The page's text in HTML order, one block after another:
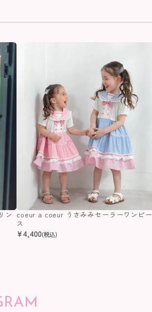
ン coeur a coeur うさみみセーラーワンピー
ス
¥4,400(税込)